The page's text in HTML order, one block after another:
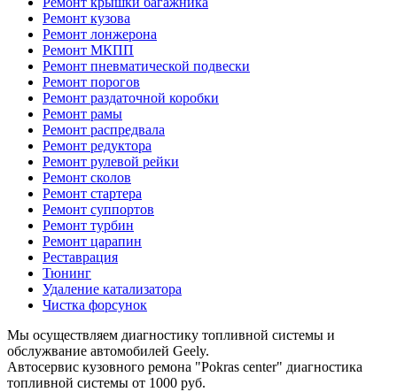
Ремонт кузова
Ремонт лонжерона
Ремонт МКПП
Ремонт пневматической подвески
Ремонт порогов
Ремонт раздаточной коробки
Ремонт рамы
Ремонт распредвала
Ремонт редуктора
Ремонт рулевой рейки
Ремонт сколов
Ремонт стартера
Ремонт суппортов
Ремонт турбин
Ремонт царапин
Реставрация
Тюнинг
Удаление катализатора
Чистка форсунок
Мы осуществляем диагностику топливной системы и
обслужвание автомобилей Geely.
Автосервис кузовного ремона "Pokras center" диагностика
топливной системы от 1000 руб.